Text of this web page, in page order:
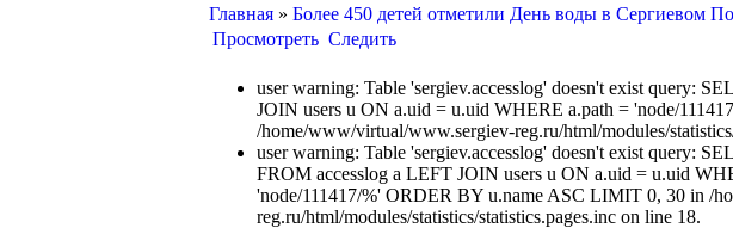
Главная » Более 450 детей отметили День воды в Сергиевом
Просмотреть Следить
user warning: Table 'sergiev.accesslog' doesn't exist query:
JOIN users u ON a.uid = u.uid WHERE a.path = 'node/
/home/www/virtual/www.sergiev-reg.ru/html/modules/
user warning: Table 'sergiev.accesslog' doesn't exist query:
FROM accesslog a LEFT JOIN users u ON a.uid = u.uid
'node/111417/%' ORDER BY u.name ASC LIMIT 0, 30 in /
reg.ru/html/modules/statistics/statistics.pages.inc on line 18.